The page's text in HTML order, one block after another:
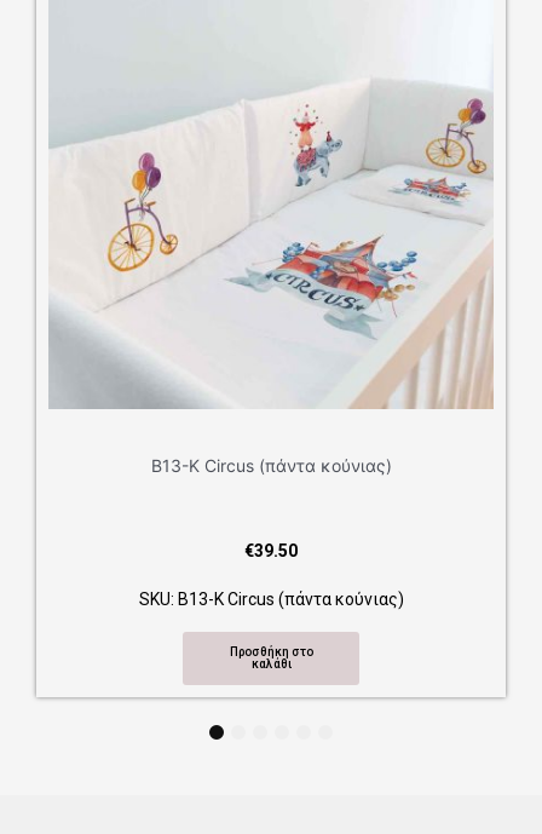
Β13-Κ Circus (πάντα κούνιας)
39.50
SKU: Β13-Κ Circus (πάντα κούνιας)
Προσθήκη στο
4